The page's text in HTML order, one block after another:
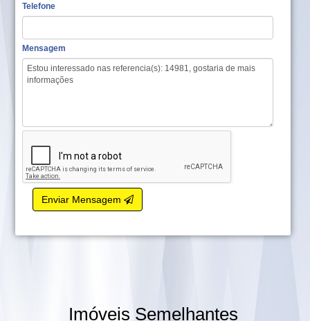
Telefone
Mensagem
Enviar Mensagem
Imóveis Semelhantes